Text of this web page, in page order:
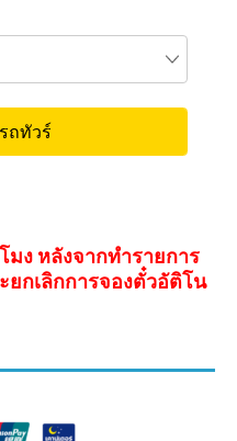
มง หลังจากทำรายการ
ยกเลิกการจองตั๋วอัติโน